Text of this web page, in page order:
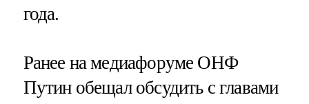
года.
Ранее на медиафоруме ОНФ
Путин обещал обсудить с главами